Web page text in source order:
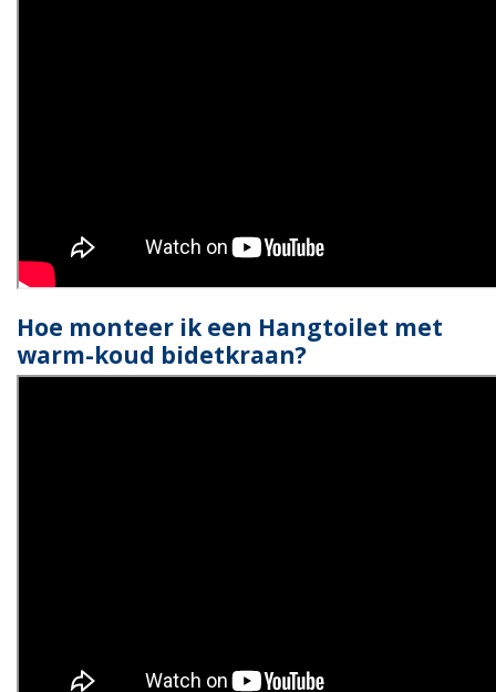
Hoe monteer ik een Hangtoilet met
warm-koud bidetkraan?